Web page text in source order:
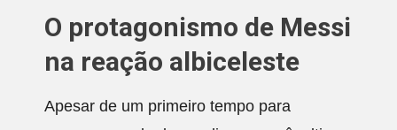
O protagonismo de Messi
na reação albiceleste
Apesar de um primeiro tempo para